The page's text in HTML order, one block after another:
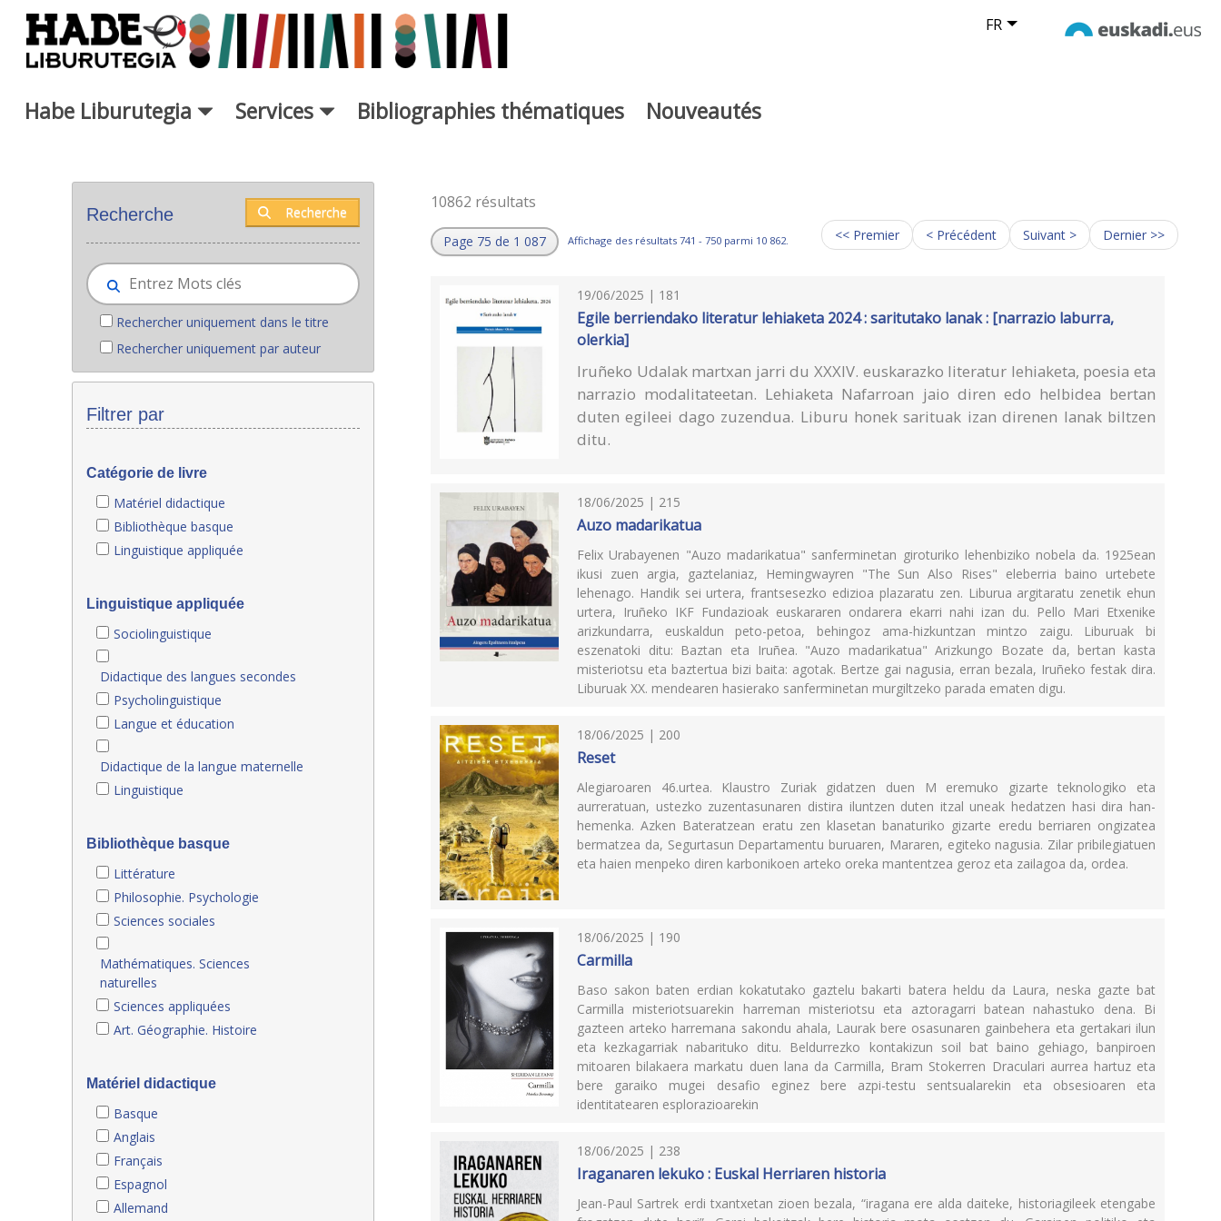
Saut au contenu principal FR
Habe Liburutegia Services Bibliographies thématiques Nouveautés
Recherche Recherche
Rechercher uniquement dans le titre
Rechercher uniquement par auteur
Filtrer par
Catégorie de livre
Matériel didactique
Bibliothèque basque
Linguistique appliquée
Linguistique appliquée
Sociolinguistique
Didactique des langues secondes
Psycholinguistique
Langue et éducation
Didactique de la langue maternelle
Linguistique
Bibliothèque basque
Littérature
Philosophie. Psychologie
Sciences sociales
Mathématiques. Sciences
naturelles
Sciences appliquées
Art. Géographie. Histoire
Matériel didactique
Basque
Anglais
Français
Espagnol
Allemand
10862 résultats
Page 75 de 1 087 Affichage des résultats 741 - 750 parmi 10 862. << Premier < Précédent Suivant > Dernier >>
19/06/2025 | 181
Egile berriendako literatur lehiaketa 2024 : saritutako lanak : [narrazio laburra,
olerkia]
Iruñeko Udalak martxan jarri du XXXIV. euskarazko literatur lehiaketa, poesia eta
narrazio modalitateetan. Lehiaketa Nafarroan jaio diren edo helbidea bertan
duten egileei dago zuzendua. Liburu honek sarituak izan direnen lanak biltzen
ditu.
18/06/2025 | 215
Auzo madarikatua
Felix Urabayenen "Auzo madarikatua" sanferminetan giroturiko lehenbiziko nobela da. 1925ean
ikusi zuen argia, gaztelaniaz, Hemingwayren "The Sun Also Rises" eleberria baino urtebete
lehenago. Handik sei urtera, frantsesezko edizioa plazaratu zen. Liburua argitaratu zenetik ehun
urtera, Iruñeko IKF Fundazioak euskararen ondarera ekarri nahi izan du. Pello Mari Etxenike
arizkundarra, euskaldun peto-petoa, behingoz ama-hizkuntzan mintzo zaigu. Liburuak bi
eszenatoki ditu: Baztan eta Iruñea. "Auzo madarikatua" Arizkungo Bozate da, bertan kasta
misteriotsu eta baztertua bizi baita: agotak. Bertze gai nagusia, erran bezala, Iruñeko festak dira.
Liburuak XX. mendearen hasierako sanferminetan murgiltzeko parada ematen digu.
18/06/2025 | 200
Reset
Alegiaroaren 46.urtea. Klaustro Zuriak gidatzen duen M eremuko gizarte teknologiko eta
aurreratuan, ustezko zuzentasunaren distira iluntzen duten itzal uneak hedatzen hasi dira han-
hemenka. Azken Bateratzean eratu zen klasetan banaturiko gizarte eredu berriaren ongizatea
bermatzea da, Segurtasun Departamentu buruaren, Mararen, egiteko nagusia. Zilar pribilegiatuen
eta haien menpeko diren karbonikoen arteko oreka mantentzea geroz eta zailagoa da, ordea.
18/06/2025 | 190
Carmilla
Baso sakon baten erdian kokatutako gaztelu bakarti batera heldu da Laura, neska gazte bat
Carmilla misteriotsuarekin harreman misteriotsu eta aztoragarri batean nahastuko dena. Bi
gazteen arteko harremana sakondu ahala, Laurak bere osasunaren gainbehera eta gertakari ilun
eta kezkagarriak nabarituko ditu. Beldurrezko kontakizun soil bat baino gehiago, banpiroen
mitoaren bilakaera markatu duen lana da Carmilla, Bram Stokerren Draculari aurrea hartuz eta
bere garaiko mugei desafio eginez bere azpi-testu sentsualarekin eta obsesioaren eta
identitatearen esplorazioarekin
18/06/2025 | 238
Iraganaren lekuko : Euskal Herriaren historia
Jean-Paul Sartrek erdi txantxetan zioen bezala, “iragana ere alda daiteke, historiagileek etengabe